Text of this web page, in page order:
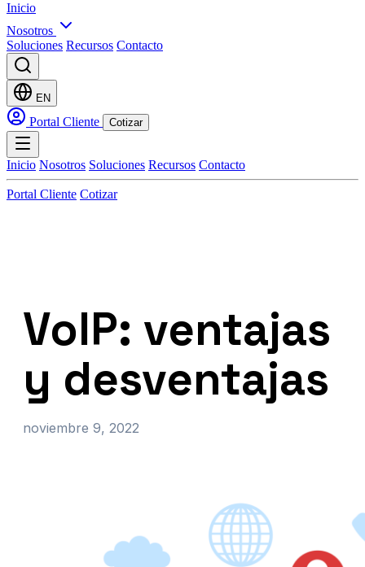
Inicio
Nosotros
Soluciones Recursos Contacto
EN
Portal Cliente Cotizar
Inicio Nosotros Soluciones Recursos Contacto
Portal Cliente Cotizar
VoIP: ventajas
y desventajas
noviembre 9, 2022